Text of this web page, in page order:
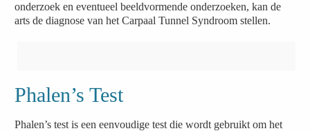
onderzoek en eventueel beeldvormende onderzoeken, kan de
arts de diagnose van het Carpaal Tunnel Syndroom stellen.
Phalen’s Test
Phalen’s test is een eenvoudige test die wordt gebruikt om het